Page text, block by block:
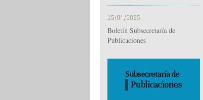
15/04/2025
Boletín Subsecretaría de
Publicaciones